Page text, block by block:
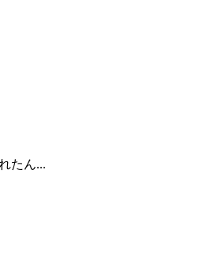
たん...